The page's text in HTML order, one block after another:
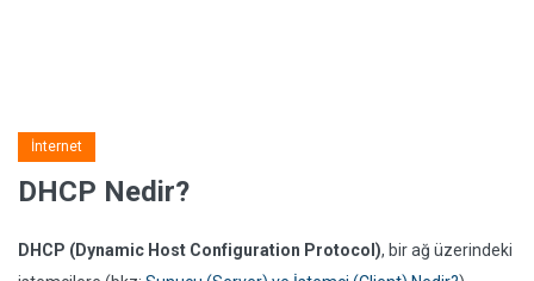
İnternet
DHCP Nedir?
DHCP (Dynamic Host Configuration Protocol), bir ağ üzerindeki